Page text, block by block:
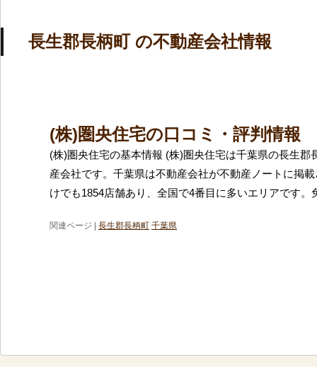
長生郡長柄町 の不動産会社情報
(株)圏央住宅の口コミ・評判情報
(株)圏央住宅の基本情報 (株)圏央住宅は千葉県の長生郡
産会社です。千葉県は不動産会社が不動産ノートに掲
けでも1854店舗あり、全国で4番目に多いエリアです。
関連ページ | 長生郡長柄町 千葉県